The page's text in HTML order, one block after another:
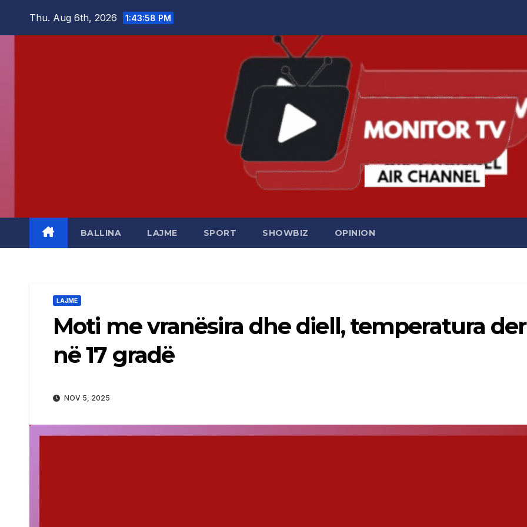
Thu. Aug 6th, 2026 1:43:58 PM
BALLINA LAJME SPORT SHOWBIZ OPINION
LAJME
Moti me vranësira dhe diell, temperatura
në 17 gradë
NOV 5, 2025